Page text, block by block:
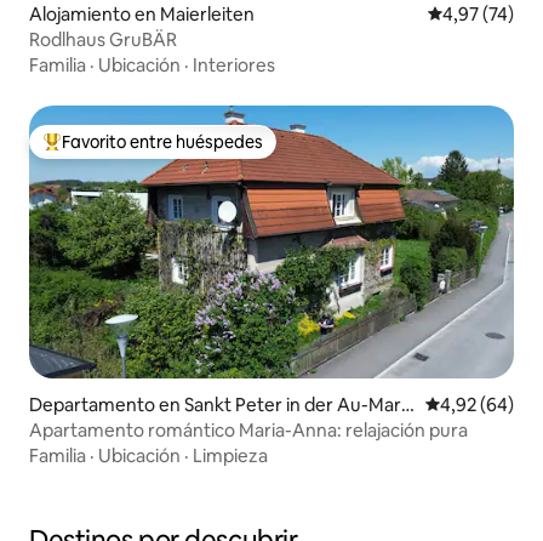
Alojamiento en Maierleiten Calificación
4,97 (74)
Rodlhaus GruBÄR
Familia · Ubicación · Interiores
Favorito entre los huéspedes más destacados
Favorito entre huéspedes
Departamento en Sankt Peter in der Au-Mark
t
Calificación
4,92 (64)
Apartamento romántico Maria-Anna: relajación pura
Familia · Ubicación · Limpieza